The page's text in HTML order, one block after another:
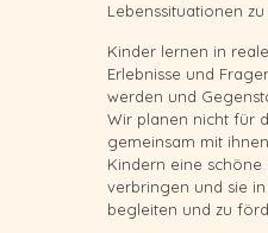
Lebenssituationen zu
Kinder lernen in
Erlebnisse und
werden und
Wir planen nicht für
gemeinsam mit
Kindern eine schöne
verbringen und sie
begleiten und zu